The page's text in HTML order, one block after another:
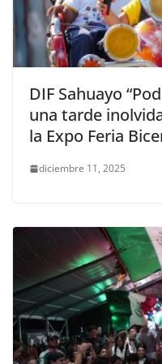
DIF Sahuayo
una tarde
la Expo Feria
diciembre 11, 2025